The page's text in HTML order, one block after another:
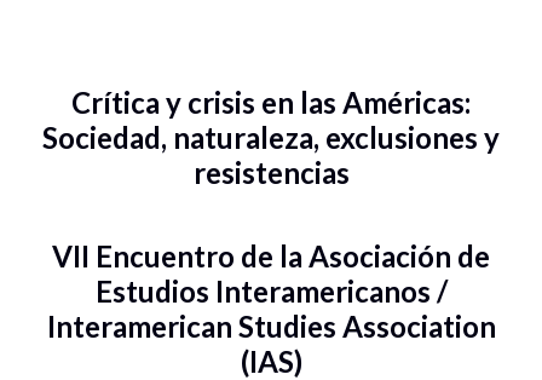
Crítica y crisis en las Américas:
Sociedad, naturaleza, exclusiones y
resistencias
VII Encuentro de la Asociación de
Estudios Interamericanos /
Interamerican Studies Association
(IAS)